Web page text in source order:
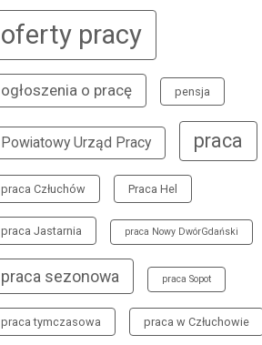
oferty pracy
ogłoszenia o pracę pensja
Powiatowy Urząd Pracy praca
praca Człuchów Praca Hel
praca Jastarnia praca Nowy DwórGdański
praca sezonowa praca Sopot
praca tymczasowa praca w Człuchowie